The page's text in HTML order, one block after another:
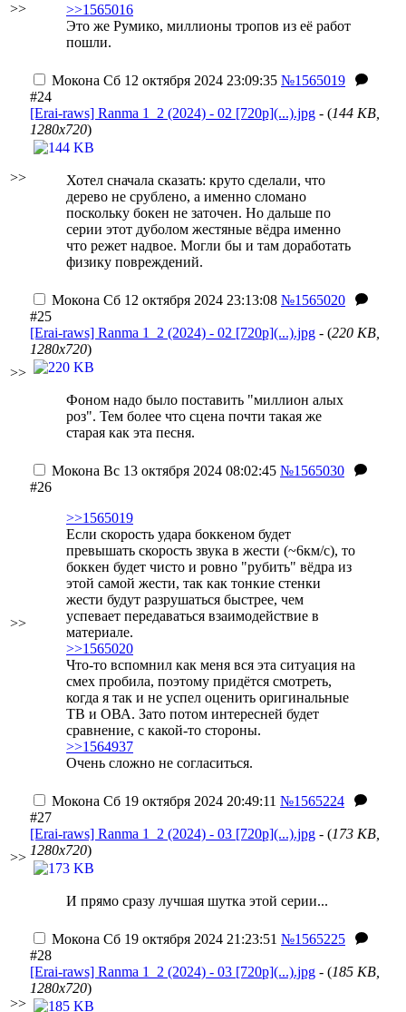
>>
>>1565016
Это же Румико, миллионы тропов из её работ
пошли.
>>
Мокона Сб 12 октября 2024 23:09:35 №1565019
#24
[Erai-raws] Ranma 1_2 (2024) - 02 [720p](...).jpg - (144 KB,
1280x720)
Хотел сначала сказать: круто сделали, что
дерево не срублено, а именно сломано
поскольку бокен не заточен. Но дальше по
серии этот дуболом жестяные вёдра именно
что режет надвое. Могли бы и там доработать
физику повреждений.
>>
Мокона Сб 12 октября 2024 23:13:08 №1565020
#25
[Erai-raws] Ranma 1_2 (2024) - 02 [720p](...).jpg - (220 KB,
1280x720)
Фоном надо было поставить "миллион алых
роз". Тем более что сцена почти такая же
старая как эта песня.
>>
Мокона Вс 13 октября 2024 08:02:45 №1565030
#26
>>1565019
Если скорость удара боккеном будет
превышать скорость звука в жести (~6км/c), то
боккен будет чисто и ровно "рубить" вёдра из
этой самой жести, так как тонкие стенки
жести будут разрушаться быстрее, чем
успевает передаваться взаимодействие в
материале.
>>1565020
Что-то вспомнил как меня вся эта ситуация на
смех пробила, поэтому придётся смотреть,
когда я так и не успел оценить оригинальные
ТВ и ОВА. Зато потом интересней будет
сравнение, с какой-то стороны.
>>1564937
Очень сложно не согласиться.
>>
Мокона Сб 19 октября 2024 20:49:11 №1565224
#27
[Erai-raws] Ranma 1_2 (2024) - 03 [720p](...).jpg - (173 KB,
1280x720)
И прямо сразу лучшая шутка этой серии...
>>
Мокона Сб 19 октября 2024 21:23:51 №1565225
#28
[Erai-raws] Ranma 1_2 (2024) - 03 [720p](...).jpg - (185 KB,
1280x720)